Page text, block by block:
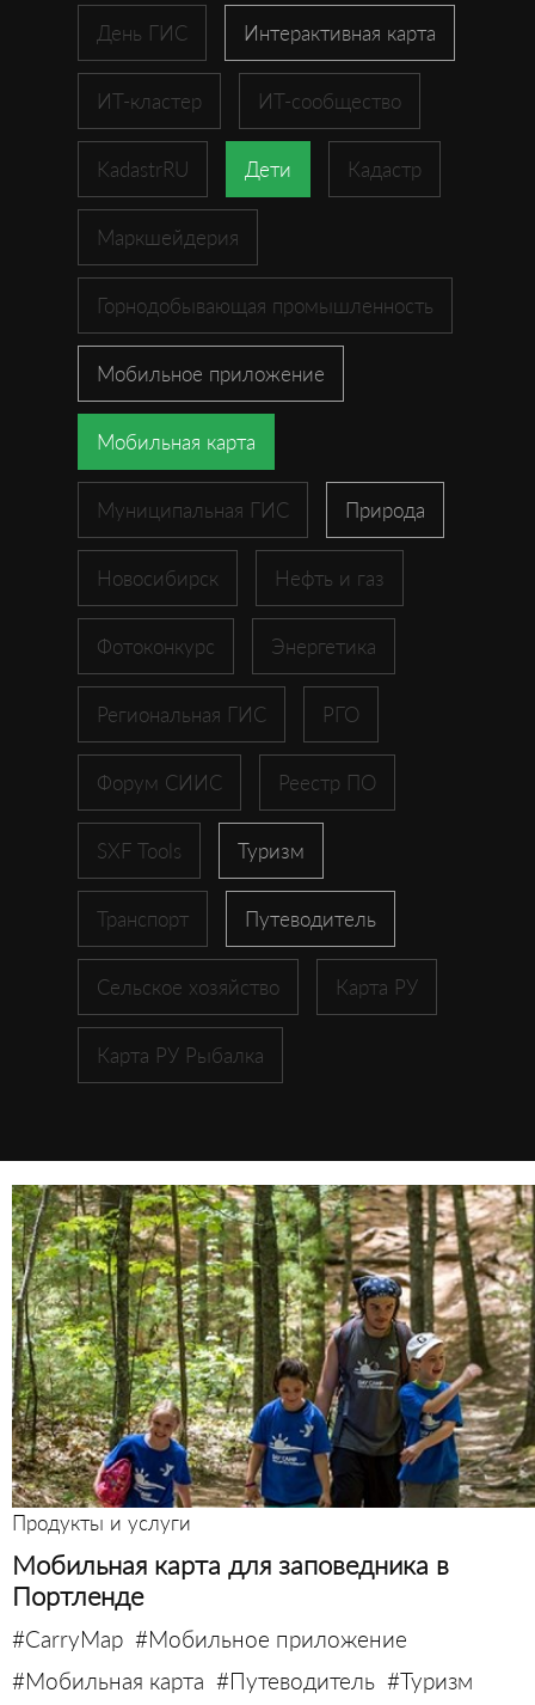
День ГИС Интерактивная карта
ИТ-кластер ИТ-сообщество
KadastrRU Дети Кадастр
Маркшейдерия
Горнодобывающая промышленность
Мобильное приложение
Мобильная карта
Муниципальная ГИС Природа
Новосибирск Нефть и газ
Фотоконкурс Энергетика
Региональная ГИС РГО
Форум СИИС Реестр ПО
SXF Tools Туризм
Транспорт Путеводитель
Сельское хозяйство Карта РУ
Карта РУ Рыбалка
Продукты и услуги
Мобильная карта для заповедника в
Портленде
#CarryMap #Мобильное приложение
#Мобильная карта #Путеводитель #Туризм